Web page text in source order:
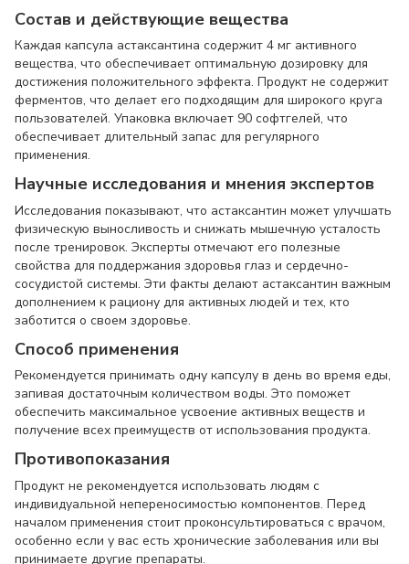
Состав и действующие вещества
Каждая капсула астаксантина содержит 4 мг активного
вещества, что обеспечивает оптимальную дозировку для
достижения положительного эффекта. Продукт не содержит
ферментов, что делает его подходящим для широкого круга
пользователей. Упаковка включает 90 софтгелей, что
обеспечивает длительный запас для регулярного
применения.
Научные исследования и мнения экспертов
Исследования показывают, что астаксантин может улучшать
физическую выносливость и снижать мышечную усталость
после тренировок. Эксперты отмечают его полезные
свойства для поддержания здоровья глаз и сердечно-
сосудистой системы. Эти факты делают астаксантин важным
дополнением к рациону для активных людей и тех, кто
заботится о своем здоровье.
Способ применения
Рекомендуется принимать одну капсулу в день во время еды,
запивая достаточным количеством воды. Это поможет
обеспечить максимальное усвоение активных веществ и
получение всех преимуществ от использования продукта.
Противопоказания
Продукт не рекомендуется использовать людям с
индивидуальной непереносимостью компонентов. Перед
началом применения стоит проконсультироваться с врачом,
особенно если у вас есть хронические заболевания или вы
принимаете другие препараты.